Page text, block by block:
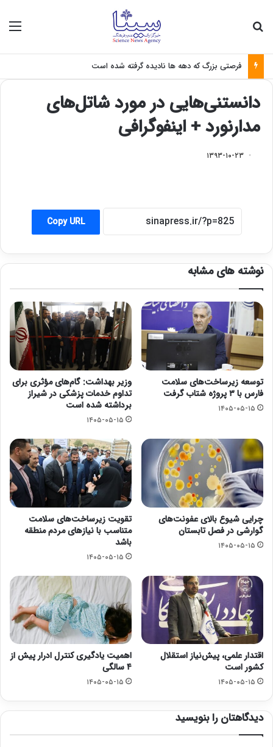
فرصتی بزرگ که دهه ها نادیده گرفته شده است
دانستنی‌هایی در مورد شاتل‌های
مدارنورد + اینفوگرافی
۱۳۹۳-۱۰-۲۳
Copy URL
نوشته های مشابه
توسعه زیرساخت‌های سلامت
فارس با ۳ پروژه شتاب گرفت
۱۴۰۵-۰۵-۱۵
وزیر بهداشت: گام‌های مؤثری برای
تداوم خدمات پزشکی در شیراز
برداشته شده است
۱۴۰۵-۰۵-۱۵
چرایی شیوع بالای عفونت‌های
گوارشی در فصل تابستان
۱۴۰۵-۰۵-۱۵
تقویت زیرساخت‌های سلامت
متناسب با نیازهای مردم منطقه
باشد
۱۴۰۵-۰۵-۱۵
اقتدار علمی، پیش‌نیاز استقلال
کشور است
۱۴۰۵-۰۵-۱۵
اهمیت یادگیری کنترل ادرار پیش از
۴ سالگی
۱۴۰۵-۰۵-۱۵
دیدگاهتان را بنویسید